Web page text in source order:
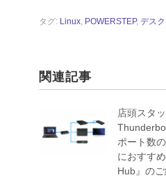
タグ: Linux, POWERSTEP, デス
関連記事
店頭スタ
ポート数
におすす
Hub』のご